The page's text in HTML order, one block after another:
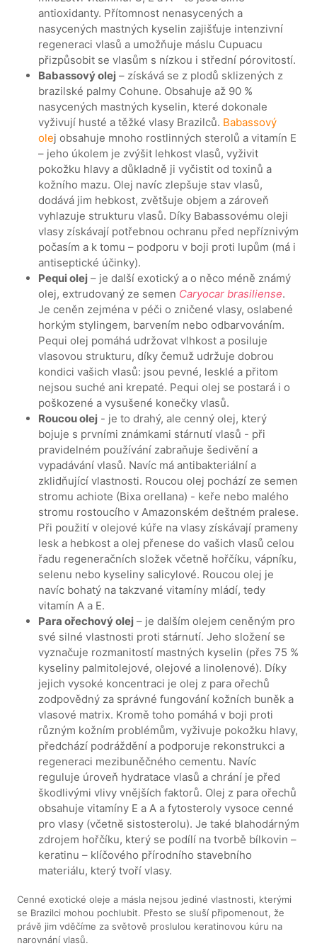
antioxidanty. Přítomnost nenasycených a
nasycených mastných kyselin zajišťuje intenzivní
regeneraci vlasů a umožňuje máslu Cupuacu
přizpůsobit se vlasům s nízkou i střední pórovitostí.
Babassový olej – získává se z plodů sklizených z
brazilské palmy Cohune. Obsahuje až 90 %
nasycených mastných kyselin, které dokonale
vyživují husté a těžké vlasy Brazilců. Babassový
olej obsahuje mnoho rostlinných sterolů a vitamín E
– jeho úkolem je zvýšit lehkost vlasů, vyživit
pokožku hlavy a důkladně ji vyčistit od toxinů a
kožního mazu. Olej navíc zlepšuje stav vlasů,
dodává jim hebkost, zvětšuje objem a zároveň
vyhlazuje strukturu vlasů. Díky Babassovému oleji
vlasy získávají potřebnou ochranu před nepříznivým
počasím a k tomu – podporu v boji proti lupům (má i
antiseptické účinky).
Pequi olej – je další exotický a o něco méně známý
olej, extrudovaný ze semen Caryocar brasiliense.
Je ceněn zejména v péči o zničené vlasy, oslabené
horkým stylingem, barvením nebo odbarvováním.
Pequi olej pomáhá udržovat vlhkost a posiluje
vlasovou strukturu, díky čemuž udržuje dobrou
kondici vašich vlasů: jsou pevné, lesklé a přitom
nejsou suché ani krepaté. Pequi olej se postará i o
poškozené a vysušené konečky vlasů.
Roucou olej - je to drahý, ale cenný olej, který
bojuje s prvními známkami stárnutí vlasů - při
pravidelném používání zabraňuje šedivění a
vypadávání vlasů. Navíc má antibakteriální a
zklidňující vlastnosti. Roucou olej pochází ze semen
stromu achiote (Bixa orellana) - keře nebo malého
stromu rostoucího v Amazonském deštném pralese.
Při použití v olejové kúře na vlasy získávají prameny
lesk a hebkost a olej přenese do vašich vlasů celou
řadu regeneračních složek včetně hořčíku, vápníku,
selenu nebo kyseliny salicylové. Roucou olej je
navíc bohatý na takzvané vitamíny mládí, tedy
vitamín A a E.
Para ořechový olej – je dalším olejem ceněným pro
své silné vlastnosti proti stárnutí. Jeho složení se
vyznačuje rozmanitostí mastných kyselin (přes 75 %
kyseliny palmitolejové, olejové a linolenové). Díky
jejich vysoké koncentraci je olej z para ořechů
zodpovědný za správné fungování kožních buněk a
vlasové matrix. Kromě toho pomáhá v boji proti
různým kožním problémům, vyživuje pokožku hlavy,
předchází podráždění a podporuje rekonstrukci a
regeneraci mezibuněčného cementu. Navíc
reguluje úroveň hydratace vlasů a chrání je před
škodlivými vlivy vnějších faktorů. Olej z para ořechů
obsahuje vitamíny E a A a fytosteroly vysoce cenné
pro vlasy (včetně sistosterolu). Je také blahodárným
zdrojem hořčíku, který se podílí na tvorbě bílkovin –
keratinu – klíčového přírodního stavebního
materiálu, který tvoří vlasy.
Cenné exotické oleje a másla nejsou jediné vlastnosti, kterými
se Brazilci mohou pochlubit. Přesto se sluší připomenout, že
právě jim vděčíme za světově proslulou keratinovou kúru na
narovnání vlasů.